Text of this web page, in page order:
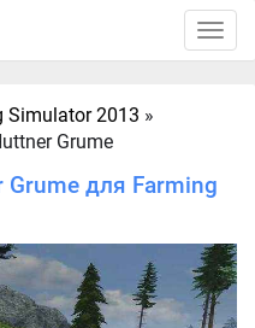
Toggle
Simulator 2013 »
Grume
для Farming